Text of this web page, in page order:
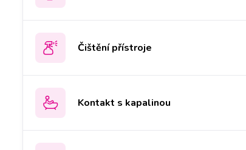
Čištění přístroje
Kontakt s kapalinou